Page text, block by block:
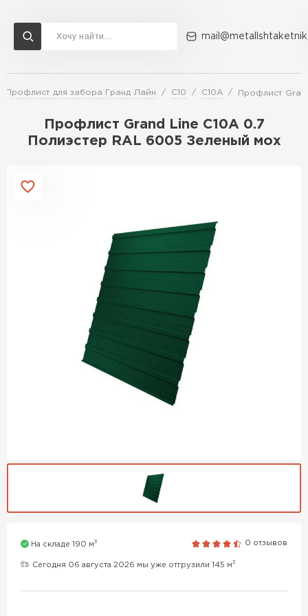
Профлист для забора Гранд Лайн С10 C10A Профлист
Профлист Grand Line C10A 0.7
Полиэстер RAL 6005 Зеленый мох
На складе 190 м3 0 отзывов
Сегодня 06 августа 2026 мы уже отгрузили 145 м3
Доставка и оплата Акции О компании Контакты
Перейти в каталог